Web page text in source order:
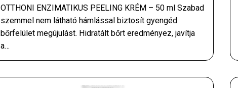
OTTHONI ENZIMATIKUS PEELING KRÉM – 50 ml Szabad
szemmel nem látható hámlással biztosít gyengéd
bőrfelület megújulást. Hidratált bőrt eredményez, javítja
a…